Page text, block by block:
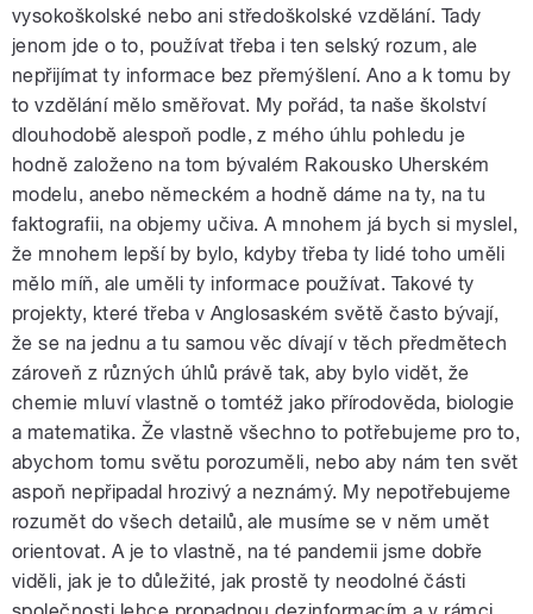
vysokoškolské nebo ani středoškolské vzdělání. Tady
jenom jde o to, používat třeba i ten selský rozum, ale
nepřijímat ty informace bez přemýšlení. Ano a k tomu by
to vzdělání mělo směřovat. My pořád, ta naše školství
dlouhodobě alespoň podle, z mého úhlu pohledu je
hodně založeno na tom bývalém Rakousko Uherském
modelu, anebo německém a hodně dáme na ty, na tu
faktografii, na objemy učiva. A mnohem já bych si myslel,
že mnohem lepší by bylo, kdyby třeba ty lidé toho uměli
mělo míň, ale uměli ty informace používat. Takové ty
projekty, které třeba v Anglosaském světě často bývají,
že se na jednu a tu samou věc dívají v těch předmětech
zároveň z různých úhlů právě tak, aby bylo vidět, že
chemie mluví vlastně o tomtéž jako přírodověda, biologie
a matematika. Že vlastně všechno to potřebujeme pro to,
abychom tomu světu porozuměli, nebo aby nám ten svět
aspoň nepřipadal hrozivý a neznámý. My nepotřebujeme
rozumět do všech detailů, ale musíme se v něm umět
orientovat. A je to vlastně, na té pandemii jsme dobře
viděli, jak je to důležité, jak prostě ty neodolné části